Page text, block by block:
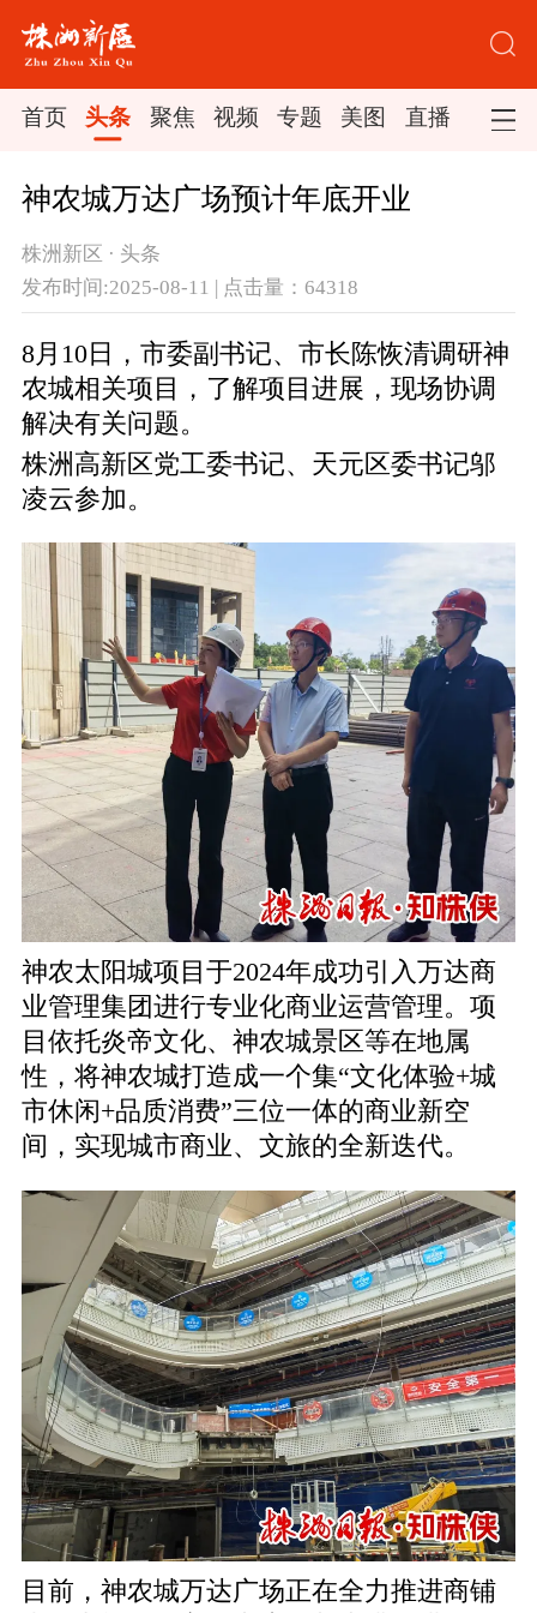
首页 头条 聚焦 视频 专题 美图 直播
神农城万达广场预计年底开业
株洲新区 · 头条
发布时间:2025-08-11 | 点击量：64318
8月10日，市委副书记、市长陈恢清调研神
农城相关项目，了解项目进展，现场协调
解决有关问题。
株洲高新区党工委书记、天元区委书记邬
凌云参加。
神农太阳城项目于2024年成功引入万达商
业管理集团进行专业化商业运营管理。项
目依托炎帝文化、神农城景区等在地属
性，将神农城打造成一个集“文化体验+城
市休闲+品质消费”三位一体的商业新空
间，实现城市商业、文旅的全新迭代。
目前，神农城万达广场正在全力推进商铺